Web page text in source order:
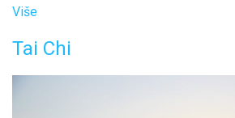
Više
Tai Chi